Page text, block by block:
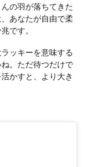
の羽が落ちてきた
あなたが自由で柔
です。
ッキーを意味する
。ただ待つだけで
かすと、より大き